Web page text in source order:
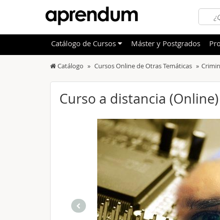
OFERTAS DESTACADAS
NOVEDADES DE NUESTRO CATÁLOGO
Idiomas
Catálogo Cursos Online de Otras Temáticas
Curso a distancia
Catálogo de Cursos Máster y Postgrados